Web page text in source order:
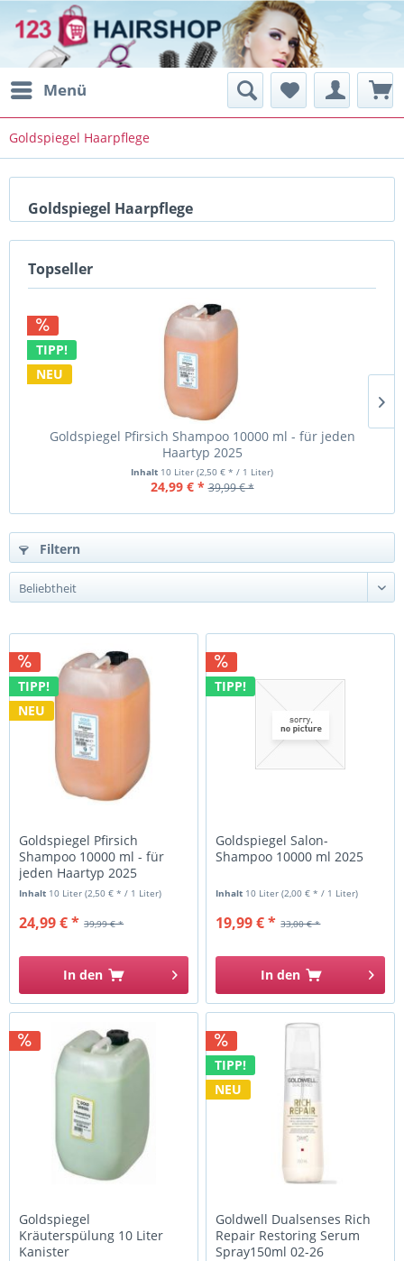
Menü
Goldspiegel Haarpflege
Goldspiegel Haarpflege
Topseller
TIPP!
NEU
Goldspiegel Pfirsich Shampoo 10000 ml - für jeden
Haartyp 2025
Inhalt 10 Liter (2,50 € * / 1 Liter)
24,99 € * 39,99 € *
Filtern
TIPP!
NEU
Goldspiegel Pfirsich
Shampoo 10000 ml - für
jeden Haartyp 2025
Inhalt 10 Liter(2,50 € * / 1 Liter)
39,99 € *
24,99 € *
In den
TIPP!
Goldspiegel Salon-
Shampoo 10000 ml 2025
Inhalt 10 Liter(2,00 € * / 1 Liter)
33,00 € *
19,99 € *
In den
Goldspiegel
Kräuterspülung 10 Liter
Kanister
TIPP!
NEU
Goldwell Dualsenses Rich
Repair Restoring Serum
Spray150ml 02-26